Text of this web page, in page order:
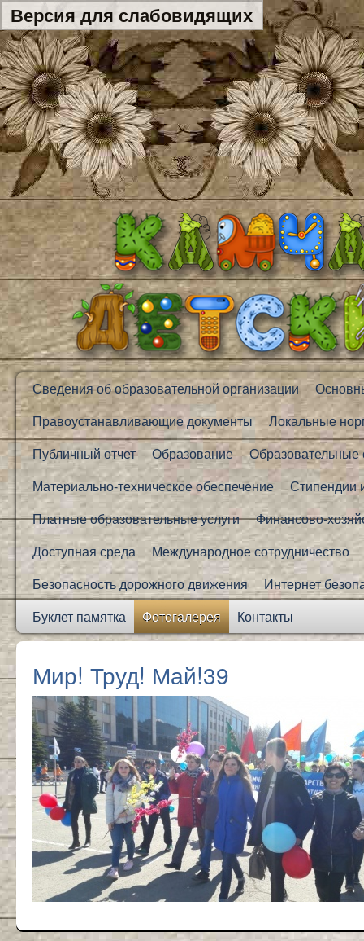
Версия для слабовидящих
Сведения об образовательной организации
Правоустанавливающие документы
Локальные
Публичный отчет
Образование
Образовательные
Материально-техническое обеспечение
Стипендии
Платные образовательные услуги
Финансово-
Доступная среда
Международное сотрудничество
Безопасность дорожного движения
Интернет
Буклет памятка
Фотогалерея Контакты
Мир! Труд! Май!39